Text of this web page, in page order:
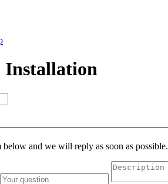
Installation
and we will reply as soon as possible.